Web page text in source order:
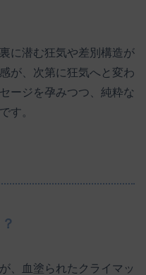
に潜む狂気や差別構造が
が、次第に狂気へと変わ
ージを孕みつつ、純粋な
す。
、血塗られたクライマッ